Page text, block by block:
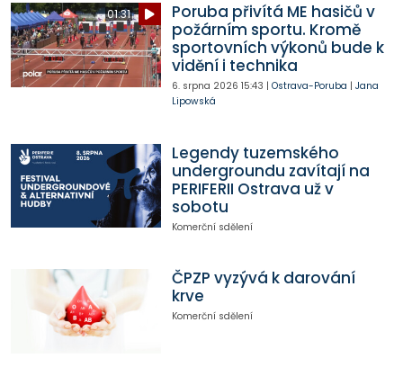
01:31
Poruba přivítá ME hasičů v
požárním sportu. Kromě
sportovních výkonů bude k
vidění i technika
6. srpna 2026 15:43 | Ostrava-Poruba | Jana
Lipowská
Legendy tuzemského
undergroundu zavítají na
PERIFERII Ostrava už v
sobotu
Komerční sdělení
ČPZP vyzývá k darování
krve
Komerční sdělení